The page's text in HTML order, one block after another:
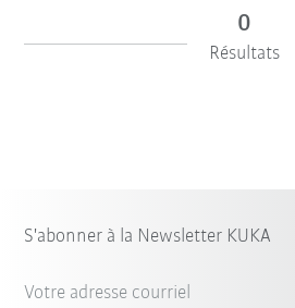
0
Résultats
S'abonner à la Newsletter KUKA
Votre adresse courriel